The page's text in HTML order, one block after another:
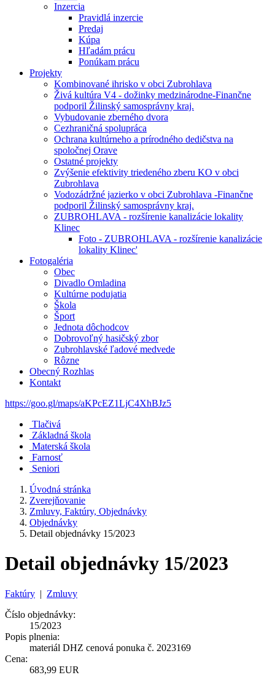
Inzercia
Pravidlá inzercie
Predaj
Kúpa
Hľadám prácu
Ponúkam prácu
Projekty
Kombinované ihrisko v obci Zubrohlava
Živá kultúra V4 - dožinky medzinárodne-Finančne
podporil Žilinský samosprávny kraj.
Vybudovanie zberného dvora
Cezhraničná spolupráca
Ochrana kultúrneho a prírodného dedičstva na
spoločnej Orave
Ostatné projekty
Zvýšenie efektivity triedeného zberu KO v obci
Zubrohlava
Vodozádržné jazierko v obci Zubrohlava -Finančne
podporil Žilinský samosprávny kraj.
ZUBROHLAVA - rozšírenie kanalizácie lokality
Klinec
Foto - ZUBROHLAVA - rozšírenie kanalizácie
lokality Klinec'
Fotogaléria
Obec
Divadlo Omladina
Kultúrne podujatia
Škola
Šport
Jednota dôchodcov
Dobrovoľný hasičský zbor
Zubrohlavské ľadové medvede
Rôzne
Obecný Rozhlas
Kontakt
https://goo.gl/maps/aKPcEZ1LjC4XhBJz5
Tlačivá
Základná škola
Materská škola
Farnosť
Seniori
Úvodná stránka
Zverejňovanie
Zmluvy, Faktúry, Objednávky
Objednávky
Detail objednávky 15/2023
Detail objednávky 15/2023
Faktúry | Zmluvy
Číslo objednávky:
15/2023
Popis plnenia:
materiál DHZ cenová ponuka č. 2023169
Cena:
683,99 EUR